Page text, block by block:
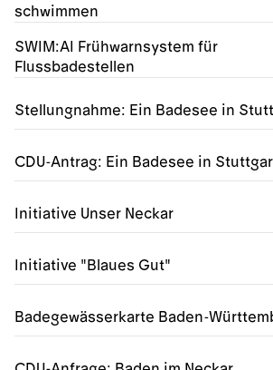
schwimmen
SWIM:AI Frühwarnsystem für
Flussbadestellen
Stellungnahme: Ein Badesee in
CDU-Antrag: Ein Badesee in
Initiative Unser Neckar
Initiative "Blaues Gut"
Badegewässerkarte Baden-